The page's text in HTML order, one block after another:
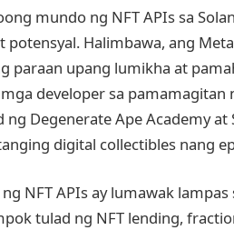
mundo ng NFT APIs sa
Halimbawa, ang
paraan upang lumikha at
developer sa pamamagitan
Degenerate Ape Academy
digital collectibles nang
NFT APIs ay lumawak
tulad ng NFT lending,